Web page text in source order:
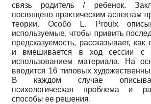
связь родитель / ребенок.
посвящено практическим аспектам
теории. Особо L. Proulx
используемые, чтобы привить
предсказуемость, рассказывает,
и вмешивается в ход сессии с
использованием материала. На
вводится 16 типовых
В каждом случае
психологическая проблема и
способы ее решения.